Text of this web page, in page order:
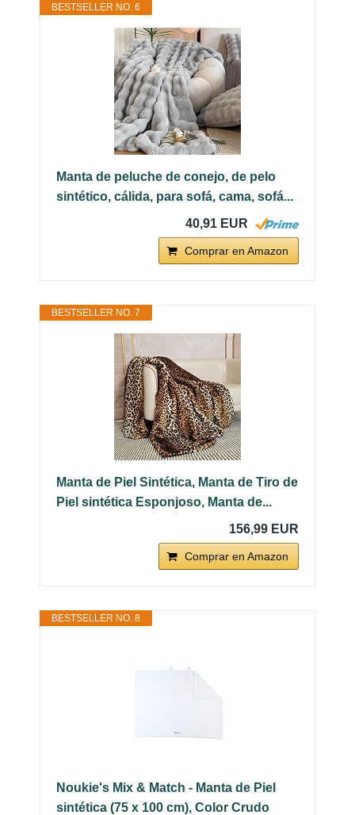
BESTSELLER NO. 6
Manta de peluche de conejo, de pelo
sintético, cálida, para sofá, cama, sofá...
40,91 EUR
Comprar en Amazon
BESTSELLER NO. 7
Manta de Piel Sintética, Manta de Tiro de
Piel sintética Esponjoso, Manta de...
156,99 EUR
Comprar en Amazon
BESTSELLER NO. 8
Noukie's Mix & Match - Manta de Piel
sintética (75 x 100 cm), Color Crudo